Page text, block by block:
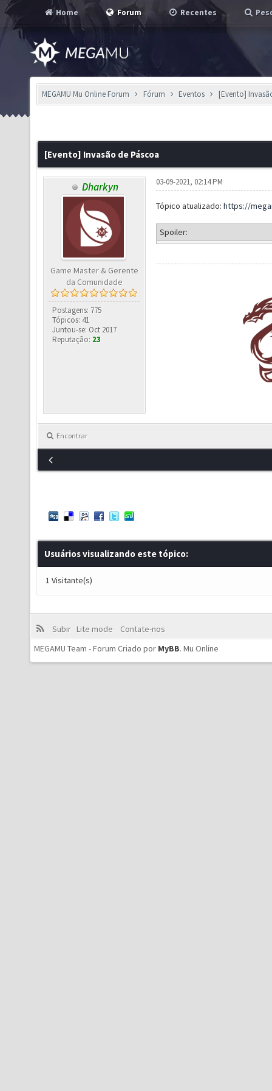
Home Forum Recentes
MEGAMU Mu Online Forum Fórum Eventos [Evento]
[Evento] Invasão de Páscoa
Dharkyn
Game Master & Gerente
da Comunidade
Postagens: 775
Tópicos: 41
Juntou-se: Oct 2017
Reputação: 23
03-09-2021, 02:14 PM
Tópico atualizado: https://
Spoiler:
Encontrar
Usuários visualizando este tópico:
1 Visitante(s)
Subir Lite mode
Contate-nos
MEGAMU Team - Forum Criado por MyBB. Mu Online